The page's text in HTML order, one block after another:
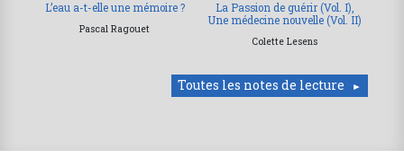
L’eau a-t-elle une mémoire ?
Pascal Ragouet
La Passion de guérir (Vol. I),
Une médecine nouvelle (Vol. II)
Colette Lesens
Toutes les notes de lecture